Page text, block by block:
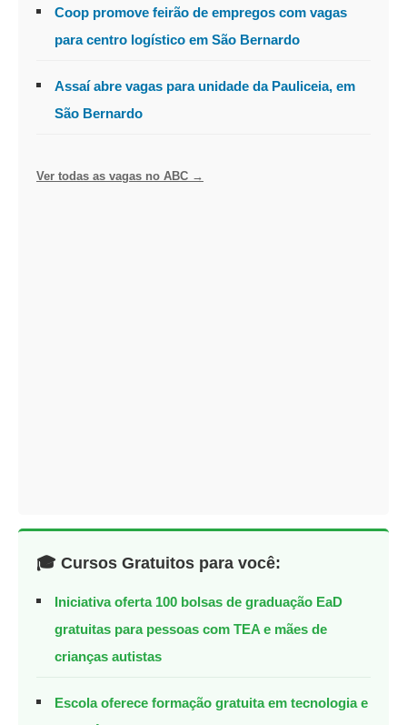
Coop promove feirão de empregos com vagas
para centro logístico em São Bernardo
Assaí abre vagas para unidade da Pauliceia, em
São Bernardo
Ver todas as vagas no ABC →
🎓 Cursos Gratuitos para você:
Iniciativa oferta 100 bolsas de graduação EaD
gratuitas para pessoas com TEA e mães de
crianças autistas
Escola oferece formação gratuita em tecnologia e